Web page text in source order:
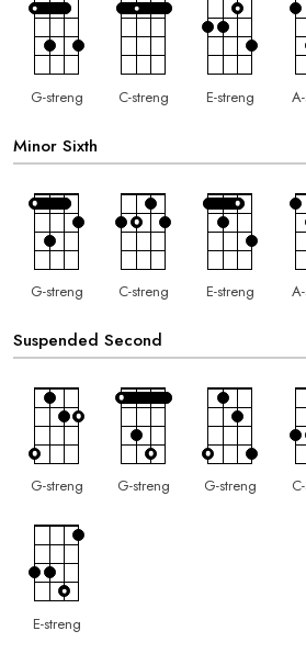
G-streng C-streng E-streng
Minor Sixth
G-streng C-streng E-streng
Suspended Second
G-streng G-streng G-streng
E-streng